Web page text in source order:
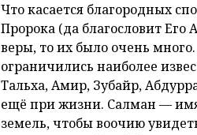
Что касается благородных
Пророка (да благословит Его
веры, то их было очень
ограничились наиболее
Тальха, Амир, Зубайр,
ещё при жизни. Салман —
земель, чтобы воочию